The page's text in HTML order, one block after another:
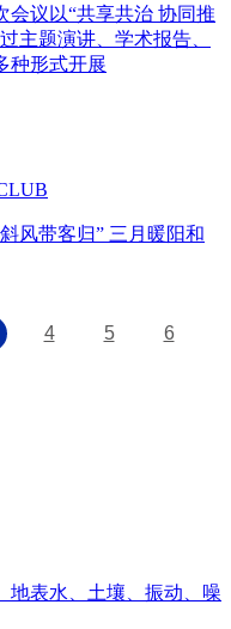
会议以“共享共治 协同推
主题演讲、学术报告、
种形式开展
风带客归” 三月暖阳和
4 5
6
地表水、土壤、振动、噪